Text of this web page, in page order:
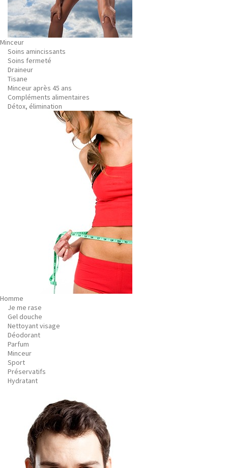
Minceur
Soins amincissants
Soins fermeté
Draineur
Tisane
Minceur après 45 ans
Compléments alimentaires
Détox, élimination
Homme
Je me rase
Gel douche
Nettoyant visage
Déodorant
Parfum
Minceur
Sport
Préservatifs
Hydratant